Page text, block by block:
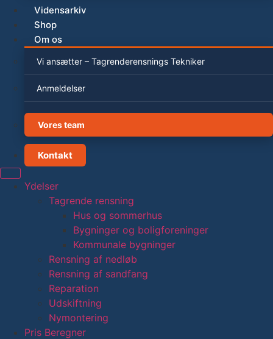
Vidensarkiv
Shop
Om os
Vi ansætter – Tagrenderensnings Tekniker
Anmeldelser
Vores team
Kontakt
Ydelser
Tagrende rensning
Hus og sommerhus
Bygninger og boligforeninger
Kommunale bygninger
Rensning af nedløb
Rensning af sandfang
Reparation
Udskiftning
Nymontering
Pris Beregner